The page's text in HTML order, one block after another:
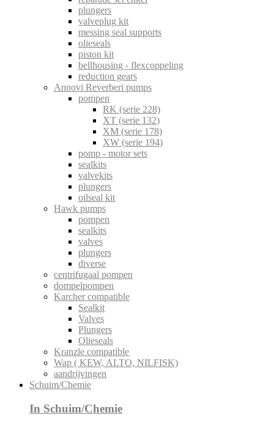
plungers
valveplug kit
messing seal supports
olieseals
piston kit
bellhousing - flexcoppeling
reduction gears
Annovi Reverberi pumps
pompen
RK (serie 228)
XT (serie 132)
XM (serie 178)
XW (serie 194)
pomp - motor sets
sealkits
valvekits
plungers
oilseal kit
Hawk pumps
pompen
sealkits
valves
plungers
diverse
centrifugaal pompen
dompelpompen
Karcher compatible
Sealkit
Valves
Plungers
Olieseals
Kranzle compatible
Wap ( KEW, ALTO, NILFISK)
aandrijvingen
Schuim/Chemie
In Schuim/Chemie